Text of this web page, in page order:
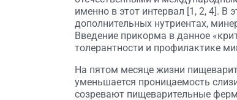
именно в этот интервал [1, 2, 4]. В
дополнительных нутриентах,
Введение прикорма в данное
толерантности и профилактике
На пятом месяце жизни
уменьшается проницаемость
созревают пищеварительные